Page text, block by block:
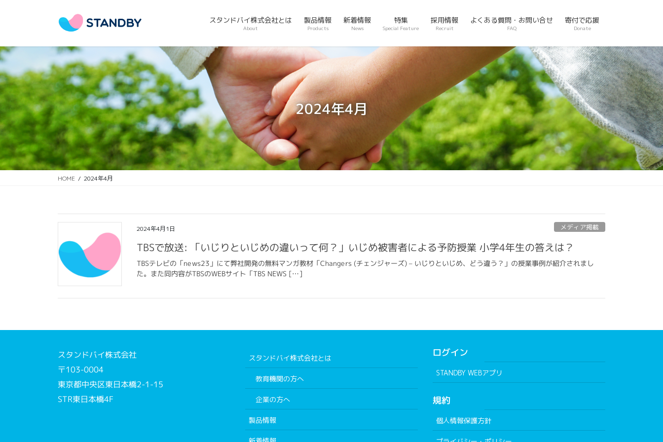
ツ
に
移
動
シ
ョ
ン
に
移
動
スタンドバイ株式会社とは
About
製品情報
Products
新着情報
News
特集
Special Feature
採用情報
Recruit
よくある質問・お問い合せ
FAQ
寄付で応援
Donate
2024年4月
HOME 2024年4月
2024年4月1日 メディア掲載
TBSで放送: 「いじりといじめの違いって何？」いじめ被害者による予防授業 小学4年生の答えは？
TBSテレビの「news23」にて弊社開発の無料マンガ教材「Changers (チェンジャーズ) – いじりといじめ、どう違う？」の授業事例が紹介されまし
た。また同内容がTBSのWEBサイト「TBS NEWS […]
スタンドバイ株式会社
〒103-0004
東京都中央区東日本橋2-1-15
STR東日本橋4F
スタンドバイ株式会社とは
教育機関の方へ
企業の方へ
製品情報
ログイン
STANDBY WEBアプリ
規約
個人情報保護方針